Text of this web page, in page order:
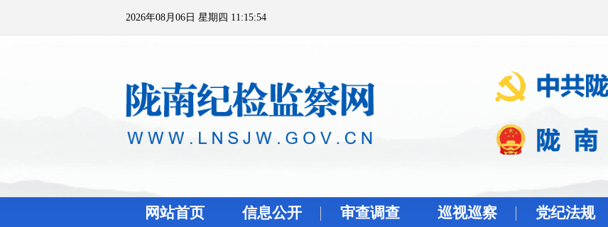
2026年08月06日 星期四 11:15:54
网站首页 信息公开 审查调查 巡视巡察 党纪法规